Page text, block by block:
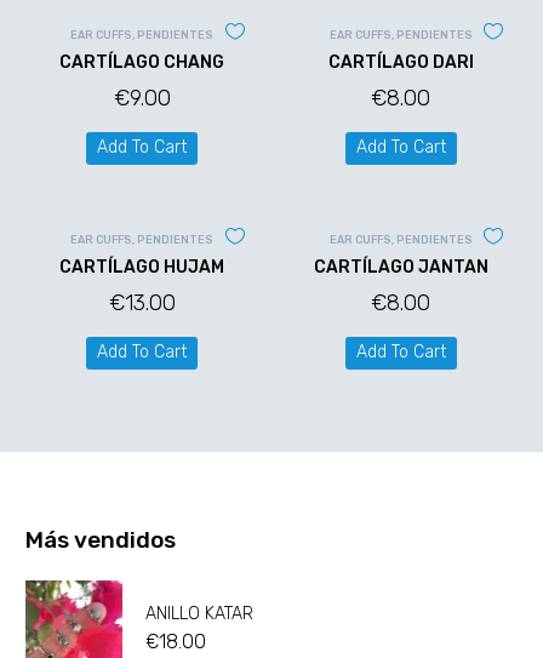
EAR CUFFS, PENDIENTES
CARTÍLAGO CHANG
€9.00
Add To Cart
EAR CUFFS, PENDIENTES
CARTÍLAGO DARI
€8.00
Add To Cart
EAR CUFFS, PENDIENTES
CARTÍLAGO HUJAM
€13.00
Add To Cart
EAR CUFFS, PENDIENTES
CARTÍLAGO JANTAN
€8.00
Add To Cart
Más vendidos
ANILLO KATAR
€18.00